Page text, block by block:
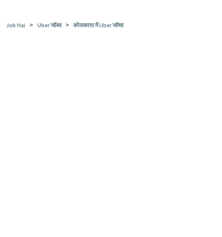
Job Hai > Uber जॉब्स > कोलकाता में Uber जॉब्स